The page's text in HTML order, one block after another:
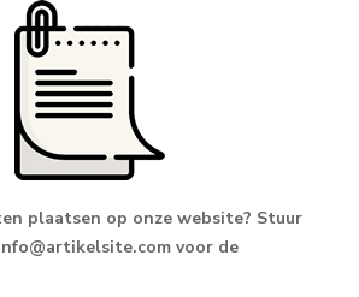
plaatsen op onze website? Stuur
voor de